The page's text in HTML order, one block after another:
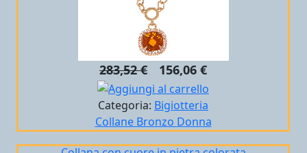
283,52 € 156,06 €
Categoria: Bigiotteria
Collane Bronzo Donna